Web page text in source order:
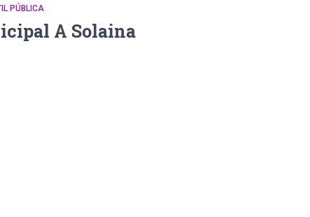
PÚBLICA
A Solaina